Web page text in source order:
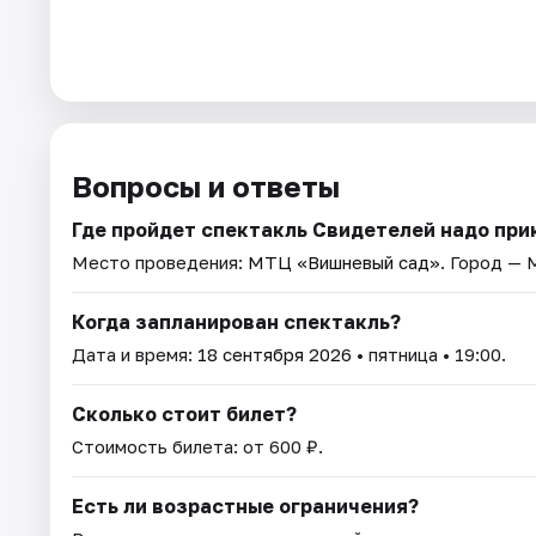
Вопросы и ответы
Где пройдет спектакль Свидетелей надо
Место проведения: МТЦ «Вишневый сад». Город —
Когда запланирован спектакль?
Дата и время: 18 сентября 2026 • пятница • 19:00.
Сколько стоит билет?
Стоимость билета: от 600 ₽.
Есть ли возрастные ограничения?